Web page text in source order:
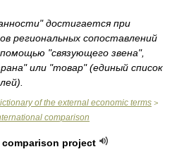
достигается при
региональных сопоставлений
"связующего звена",
или "товар" (единый список
of the external economic terms >
comparison
project